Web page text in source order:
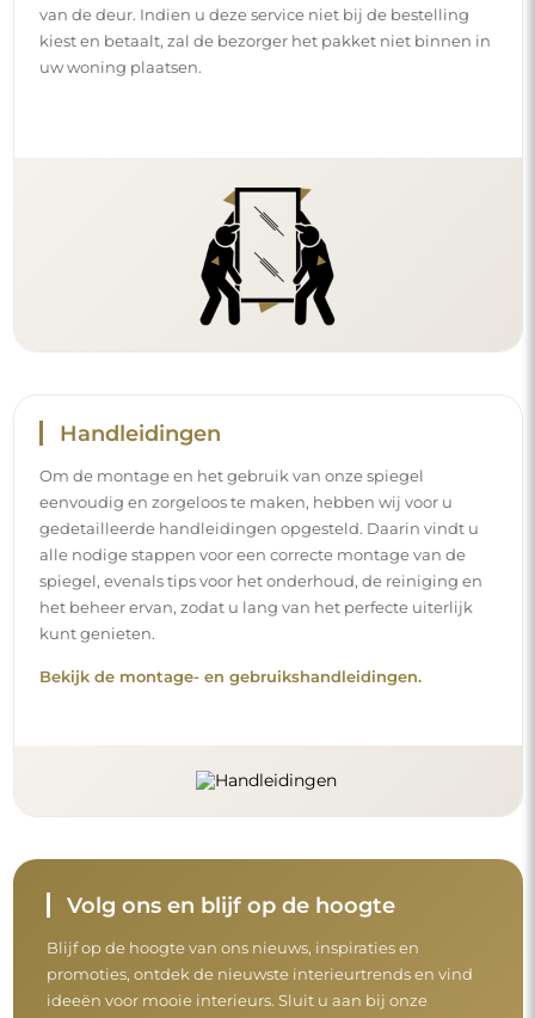
van de deur. Indien u deze service niet bij de bestelling
kiest en betaalt, zal de bezorger het pakket niet binnen in
uw woning plaatsen.
Handleidingen
Om de montage en het gebruik van onze spiegel
eenvoudig en zorgeloos te maken, hebben wij voor u
gedetailleerde handleidingen opgesteld. Daarin vindt u
alle nodige stappen voor een correcte montage van de
spiegel, evenals tips voor het onderhoud, de reiniging en
het beheer ervan, zodat u lang van het perfecte uiterlijk
kunt genieten.
Bekijk de montage- en gebruikshandleidingen.
Volg ons en blijf op de hoogte
Blijf op de hoogte van ons nieuws, inspiraties en
promoties, ontdek de nieuwste interieurtrends en vind
ideeën voor mooie interieurs. Sluit u aan bij onze